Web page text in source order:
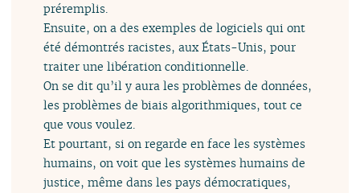
préremplis.
Ensuite, on a des exemples de logiciels qui ont
été démontrés racistes, aux États-Unis, pour
traiter une libération conditionnelle.
On se dit qu’il y aura les problèmes de données,
les problèmes de biais algorithmiques, tout ce
que vous voulez.
Et pourtant, si on regarde en face les systèmes
humains, on voit que les systèmes humains de
justice, même dans les pays démocratiques,